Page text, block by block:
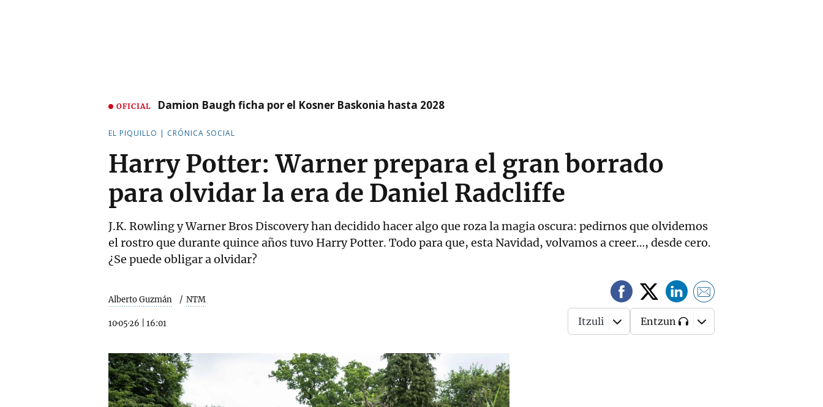
OFICIAL Damion Baugh ficha por el Kosner Baskonia hasta 2028
EL PIQUILLO | CRÓNICA SOCIAL
Harry Potter: Warner prepara el gran borrado
para olvidar la era de Daniel Radcliffe
J.K. Rowling y Warner Bros Discovery han decidido hacer algo que roza la magia oscura: pedirnos que olvidemos
el rostro que durante quince años tuvo Harry Potter. Todo para que, esta Navidad, volvamos a creer…, desde cero.
¿Se puede obligar a olvidar?
Alberto Guzmán NTM
10·05·26 16:01 Itzuli Entzun